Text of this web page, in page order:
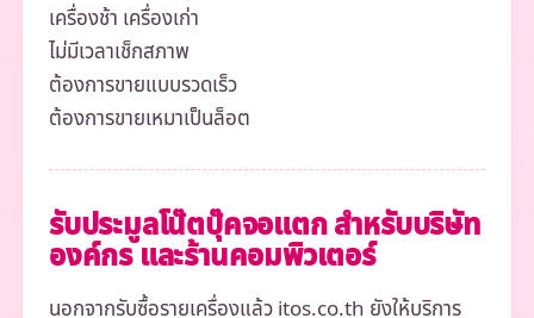
เครื่องช้า เครื่องเก่า
ไม่มีเวลาเช็กสภาพ
ต้องการขายแบบรวดเร็ว
ต้องการขายเหมาเป็นล็อต
รับประมูลโน๊ตบุ๊คจอแตก สำหรับบริษัท
องค์กร และร้านคอมพิวเตอร์
นอกจากรับซื้อรายเครื่องแล้ว itos.co.th ยังให้บริการ